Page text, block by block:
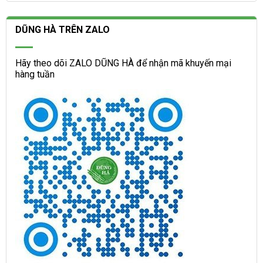
DŨNG HÀ TRÊN ZALO
Hãy theo dõi ZALO DŨNG HÀ để nhận mã khuyến mại
hàng tuần